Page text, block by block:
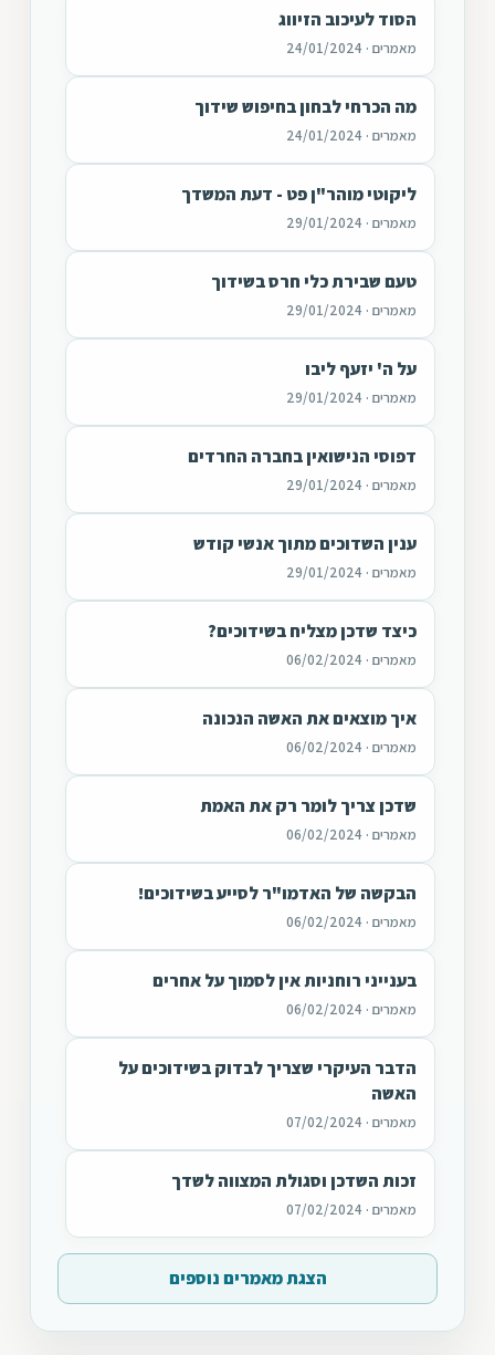
הסוד לעיכוב הזיווג
מאמרים · 24/01/2024
מה הכרחי לבחון בחיפוש שידוך
מאמרים · 24/01/2024
ליקוטי מוהר"ן פט - דעת המשדך
מאמרים · 29/01/2024
טעם שבירת כלי חרס בשידוך
מאמרים · 29/01/2024
על ה' יזעף ליבו
מאמרים · 29/01/2024
דפוסי הנישואין בחברה החרדים
מאמרים · 29/01/2024
ענין השדוכים מתוך אנשי קודש
מאמרים · 29/01/2024
כיצד שדכן מצליח בשידוכים?
מאמרים · 06/02/2024
איך מוצאים את האשה הנכונה
מאמרים · 06/02/2024
שדכן צריך לומר רק את האמת
מאמרים · 06/02/2024
הבקשה של האדמו"ר לסייע בשידוכים!
מאמרים · 06/02/2024
בענייני רוחניות אין לסמוך על אחרים
מאמרים · 06/02/2024
הדבר העיקרי שצריך לבדוק בשידוכים על
האשה
מאמרים · 07/02/2024
זכות השדכן וסגולת המצווה לשדך
מאמרים · 07/02/2024
הצגת מאמרים נוספים